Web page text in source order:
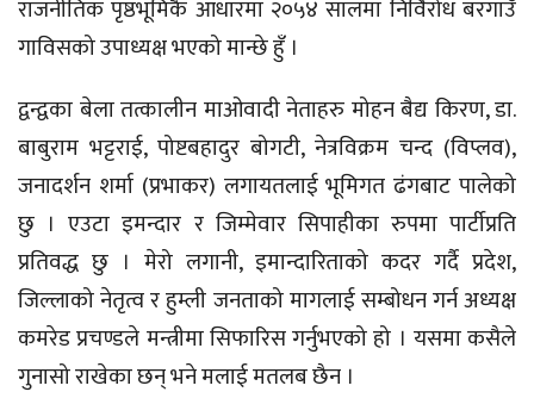
राजनीतिक पृष्ठभूमिकै आधारमा २०५४ सालमा निर्विरोध बरगाउँ
गाविसको उपाध्यक्ष भएको मान्छे हुँ ।
द्वन्द्वका बेला तत्कालीन माओवादी नेताहरु मोहन बैद्य किरण, डा.
बाबुराम भट्टराई, पोष्टबहादुर बोगटी, नेत्रविक्रम चन्द (विप्लव),
जनादर्शन शर्मा (प्रभाकर) लगायतलाई भूमिगत ढंगबाट पालेको
छु । एउटा इमन्दार र जिम्मेवार सिपाहीका रुपमा पार्टीप्रति
प्रतिवद्ध छु । मेरो लगानी, इमान्दारिताको कदर गर्दै प्रदेश,
जिल्लाको नेतृत्व र हुम्ली जनताको मागलाई सम्बोधन गर्न अध्यक्ष
कमरेड प्रचण्डले मन्त्रीमा सिफारिस गर्नुभएको हो । यसमा कसैले
गुनासो राखेका छन् भने मलाई मतलब छैन ।